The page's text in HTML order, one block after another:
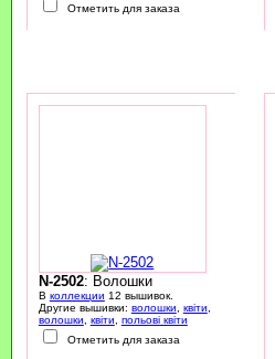
Отметить для заказа
N-2502: Волошки
В коллекции 12 вышивок.
Другие вышивки: волошки квіти
волошки
квіти
польові квіти
Отметить для заказа